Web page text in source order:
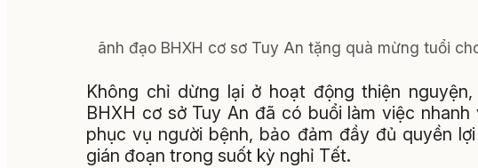
ãnh đạo BHXH cơ sơ Tuy An tặng quà mừng tuổi
Không chỉ dừng lại ở hoạt động thiện
BHXH cơ sở Tuy An đã có buổi làm việc
phục vụ người bệnh, bảo đảm đầy đủ quyền
gián đoạn trong suốt kỳ nghỉ Tết.